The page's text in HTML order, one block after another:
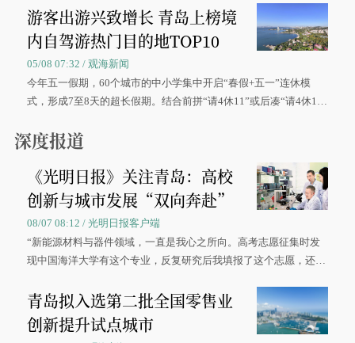
游客出游兴致增长 青岛上榜境
内自驾游热门目的地TOP10
05/08 07:32 / 观海新闻
今年五一假期，60个城市的中小学集中开启“春假+五一”连休模
式，形成7至8天的超长假期。结合前拼“请4休11”或后凑“请4休1
深度报道
《光明日报》关注青岛：高校
创新与城市发展“双向奔赴”
08/07 08:12 / 光明日报客户端
“新能源材料与器件领域，一直是我心之所向。高考志愿征集时发
现中国海洋大学有这个专业，反复研究后我填报了这个志愿，还真
大学材料科学与工程学院材料类专业的录取通知书。
青岛拟入选第二批全国零售业
创新提升试点城市